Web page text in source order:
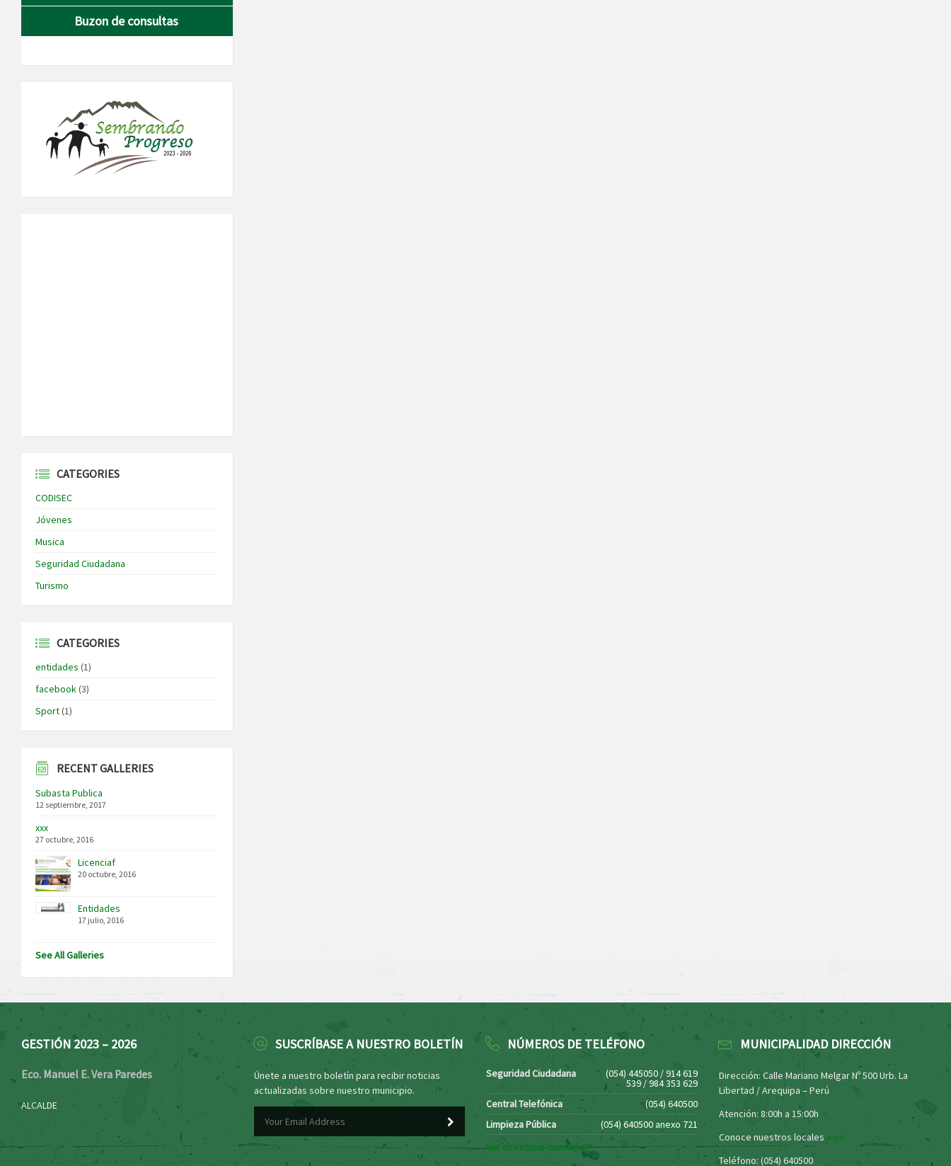
Buzon de consultas
CATEGORIES
CODISEC
Jóvenes
Musica
Seguridad Ciudadana
Turismo
CATEGORIES
entidades (1)
facebook(3)
Sport(1)
RECENT GALLERIES
Subasta Publica
12 septiembre, 2017
xxx
27 octubre, 2016
Licenciaf
20 octubre, 2016
Entidades
17 julio, 2016
See All Galleries
GESTIÓN 2023 – 2026
Eco. Manuel E. Vera Paredes
ALCALDE
SUSCRÍBASE A NUESTRO BOLETÍN
Únete a nuestro boletín para recibir noticias
actualizadas sobre nuestro municipio.
NÚMEROS DE TELÉFONO
Seguridad Ciudadana (054) 445050 / 914 619
539 / 984 353 629
Central Telefónica
(054) 640500
Limpieza Pública
(054) 640500 anexo 721
Ver directorio municipal
MUNICIPALIDAD DIRECCIÓN
Dirección: Calle Mariano Melgar Nº 500 Urb. La
Libertad / Arequipa – Perú
Atención: 8:00h a 15:00h
Conoce nuestros locales aquí
Teléfono: (054) 640500